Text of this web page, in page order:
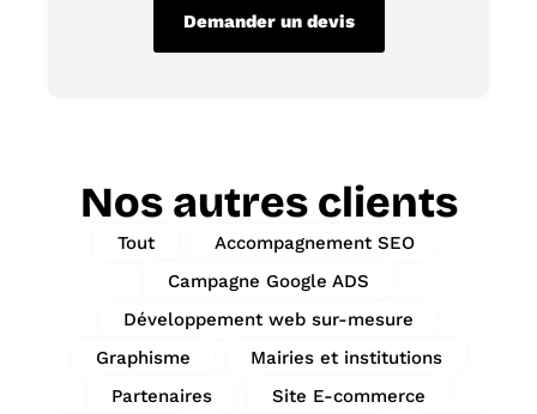
Demander un devis
Nos autres clients
Tout
Accompagnement SEO
Campagne Google ADS
Développement web sur-mesure
Graphisme
Mairies et institutions
Partenaires
Site E-commerce